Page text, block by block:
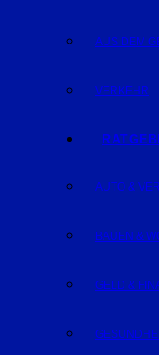
AUS DEM
VERKEHR
AUTO &
BAUEN &
GELD &